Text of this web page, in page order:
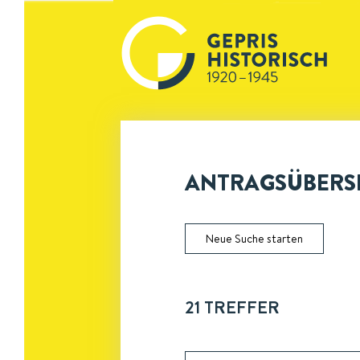
Neue Suche starten
21 TREFFER